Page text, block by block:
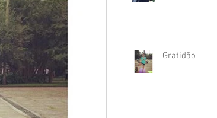
Gratidão